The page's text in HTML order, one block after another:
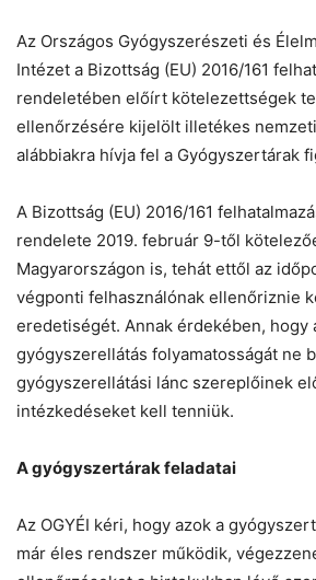
Az Országos Gyógyszerészeti és
Intézet a Bizottság (EU) 2016/161
rendeletében előírt kötelezettségek
ellenőrzésére kijelölt illetékes
alábbiakra hívja fel a Gyógyszertárak
A Bizottság (EU) 2016/161
rendelete 2019. február 9-től
Magyarországon is, tehát ettől az
végponti felhasználónak ellenőriznie
eredetiségét. Annak érdekében, hogy
gyógyszerellátás folyamatosságát ne
gyógyszerellátási lánc szereplőinek
intézkedéseket kell tenniük.
A gyógyszertárak feladatai
Az OGYÉI kéri, hogy azok a
már éles rendszer működik,